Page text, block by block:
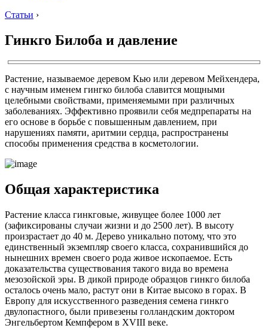
Статьи ›
Гинкго Билоба и давление
Растение, называемое деревом Кью или деревом Мейхендера,
с научным именем гингко билоба славится мощными
целебными свойствами, применяемыми при различных
заболеваниях. Эффективно проявили себя медпрепараты на
его основе в борьбе с повышенным давлением, при
нарушениях памяти, аритмии сердца, распространены
способы применения средства в косметологии.
Общая характеристика
Растение класса гинкговые, живущее более 1000 лет
(зафиксированы случаи жизни и до 2500 лет). В высоту
произрастает до 40 м. Дерево уникально потому, что это
единственный экземпляр своего класса, сохранившийся до
нынешних времен своего рода живое ископаемое. Есть
доказательства существования такого вида во времена
мезозойской эры. В дикой природе образцов гинкго билоба
осталось очень мало, растут они в Китае высоко в горах. В
Европу для искусственного разведения семена гинкго
двулопастного, были привезены голландским доктором
Энгельбертом Кемпфером в ХVIII веке.